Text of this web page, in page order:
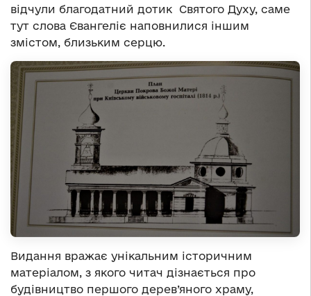
відчули благодатний дотик Святого Духу, саме
тут слова Євангеліє наповнилися іншим
змістом, близьким серцю.
Видання вражає унікальним історичним
матеріалом, з якого читач дізнається про
будівництво першого дерев’яного храму,